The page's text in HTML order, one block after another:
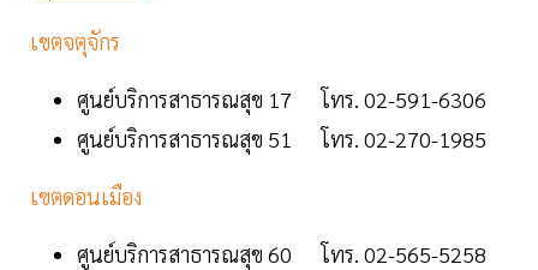
เขตจตุจักร
ศูนย์บริการสาธารณสุข 17 โทร. 02-591-6306
ศูนย์บริการสาธารณสุข 51 โทร. 02-270-1985
เขตดอนเมือง
ศูนย์บริการสาธารณสุข 60 โทร. 02-565-5258